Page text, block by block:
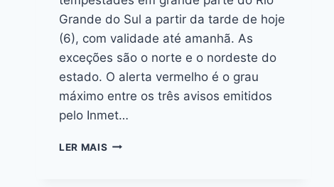
Grande do Sul a partir da tarde de hoje
(6), com validade até amanhã. As
exceções são o norte e o nordeste do
estado. O alerta vermelho é o grau
máximo entre os três avisos emitidos
pelo Inmet…
LER MAIS